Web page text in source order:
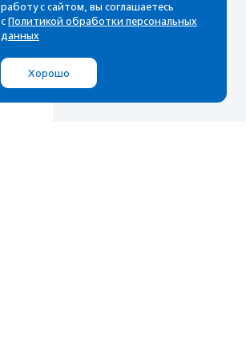
Рассылка
Cамые свежие новости,
почтовом ящике
работу с сайтом, вы соглашаетесь
с Политикой обработки персональных
данных
Хорошо